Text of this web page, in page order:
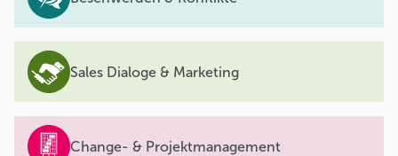
Sales Dialoge & Marketing
Change- & Projektmanagement